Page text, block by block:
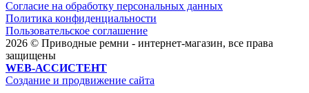
Согласие на обработку персональных данных
Политика конфиденциальности
Пользовательское соглашение
2026 © Приводные ремни - интернет-магазин, все права
защищены
WEB-АССИСТЕНТ
Создание и продвижение сайта